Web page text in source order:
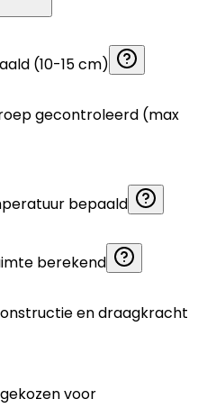
(10-15 cm)
gecontroleerd (max
bepaald
berekend
en draagkracht
voor